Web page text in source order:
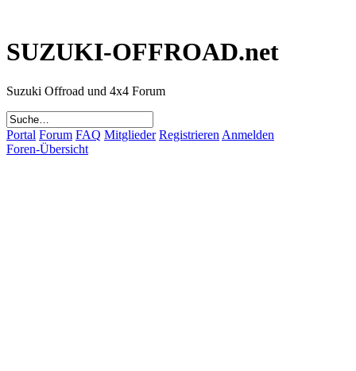
SUZUKI-OFFROAD.net
Suzuki Offroad und 4x4 Forum
Portal Forum FAQ Mitglieder Registrieren Anmelden
Foren-Übersicht